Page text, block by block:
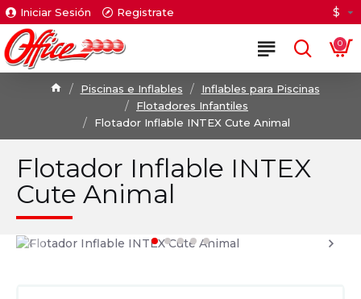
Iniciar Sesión Registrate $
0
Piscinas e Inflables
Inflables para Piscinas
Flotadores Infantiles
Flotador Inflable INTEX Cute Animal
Flotador Inflable INTEX
Cute Animal